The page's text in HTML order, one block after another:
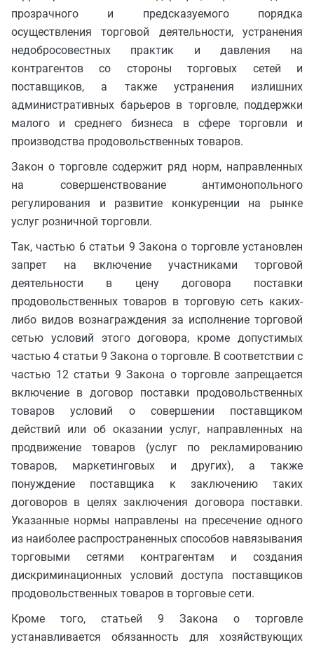
прозрачного и предсказуемого порядка
осуществления торговой деятельности, устранения
недобросовестных практик и давления на
контрагентов со стороны торговых сетей и
поставщиков, а также устранения излишних
административных барьеров в торговле, поддержки
малого и среднего бизнеса в сфере торговли и
производства продовольственных товаров.
Закон о торговле содержит ряд норм, направленных
на совершенствование антимонопольного
регулирования и развитие конкуренции на рынке
услуг розничной торговли.
Так, частью 6 статьи 9 Закона о торговле установлен
запрет на включение участниками торговой
деятельности в цену договора поставки
продовольственных товаров в торговую сеть каких-
либо видов вознаграждения за исполнение торговой
сетью условий этого договора, кроме допустимых
частью 4 статьи 9 Закона о торговле. В соответствии с
частью 12 статьи 9 Закона о торговле запрещается
включение в договор поставки продовольственных
товаров условий о совершении поставщиком
действий или об оказании услуг, направленных на
продвижение товаров (услуг по рекламированию
товаров, маркетинговых и других), а также
понуждение поставщика к заключению таких
договоров в целях заключения договора поставки.
Указанные нормы направлены на пресечение одного
из наиболее распространенных способов навязывания
торговыми сетями контрагентам и создания
дискриминационных условий доступа поставщиков
продовольственных товаров в торговые сети.
Кроме того, статьей 9 Закона о торговле
устанавливается обязанность для хозяйствующих